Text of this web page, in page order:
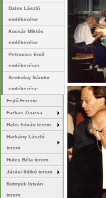
Dalos László
emlékezése
Kocsár MIklós
emlékezése
Petrovics Emíl
emlékezései
Szokolay Sándor
emlékezése
Fejtő Ferenc
Farkas Zsuzsa
Halis István terem
Harkány László
terem
Hules Béla terem
Járási Ildikó terem
Kotnyek István
terem